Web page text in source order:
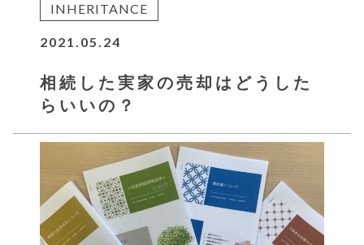
INHERITANCE
2021.05.24
相続した実家の売却はどうした
らいいの？